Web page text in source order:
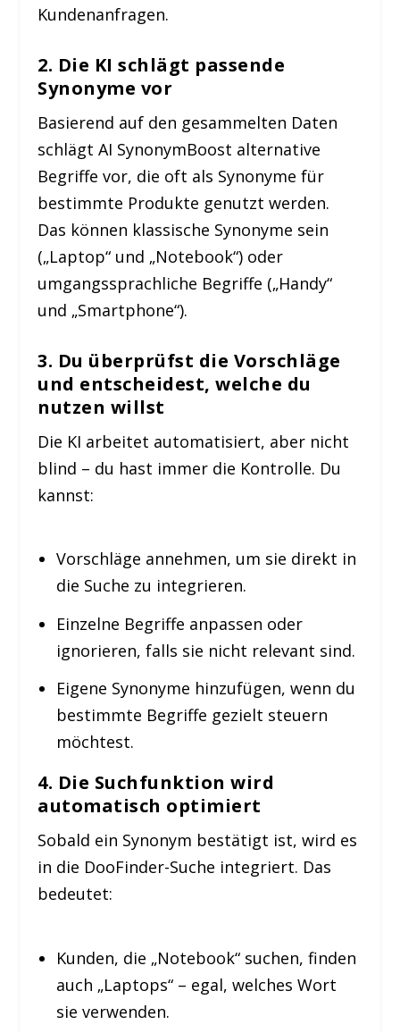
Kundenanfragen.
2. Die KI schlägt passende
Synonyme vor
Basierend auf den gesammelten Daten
schlägt AI SynonymBoost alternative
Begriffe vor, die oft als Synonyme für
bestimmte Produkte genutzt werden.
Das können klassische Synonyme sein
(„Laptop“ und „Notebook“) oder
umgangssprachliche Begriffe („Handy“
und „Smartphone“).
3. Du überprüfst die Vorschläge
und entscheidest, welche du
nutzen willst
Die KI arbeitet automatisiert, aber nicht
blind – du hast immer die Kontrolle. Du
kannst:
Vorschläge annehmen, um sie direkt in
die Suche zu integrieren.
Einzelne Begriffe anpassen oder
ignorieren, falls sie nicht relevant sind.
Eigene Synonyme hinzufügen, wenn du
bestimmte Begriffe gezielt steuern
möchtest.
4. Die Suchfunktion wird
automatisch optimiert
Sobald ein Synonym bestätigt ist, wird es
in die DooFinder-Suche integriert. Das
bedeutet:
Kunden, die „Notebook“ suchen, finden
auch „Laptops“ – egal, welches Wort
sie verwenden.